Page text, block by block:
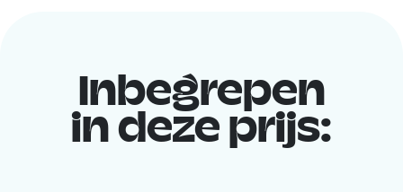
Inbegrepen
in deze prijs: